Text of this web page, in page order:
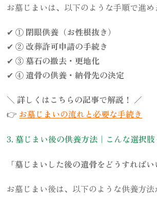
お墓じまいは、以下のような手順で進め
✔① 閉眼供養（お性根抜き）
✔② 改葬許可申請の手続き
✔③ 墓石の撤去・更地化
✔④ 遺骨の供養・納骨先の決定
＼ 詳しくはこちらの記事で解説！ ／
👉 お墓じまいの流れと必要な手続き
3. 墓じまい後の供養方法｜こんな選択肢
「墓じまいした後の遺骨をどうすればい
お墓じまい後は、以下のような供養方法